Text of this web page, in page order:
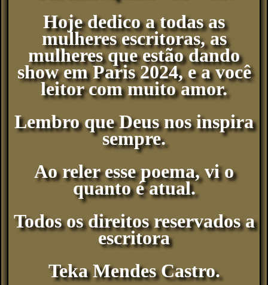
Hoje dedico a todas as
mulheres escritoras, as
mulheres que estão dando
show em Paris 2024, e a você
leitor com muito amor.
Lembro que Deus nos inspira
sempre.
Ao reler esse poema, vi o
quanto é atual.
Todos os direitos reservados a
escritora
Teka Mendes Castro.